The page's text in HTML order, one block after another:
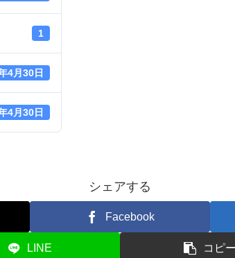
1
4月30日
4月30日
シェアする
Facebook
LINE コピー